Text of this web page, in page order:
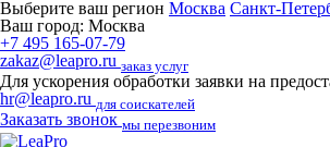
Выберите ваш регион Москва Санкт-
Ваш город: Москва
+7 495 165-07-79
zakaz@leapro.ru заказ услуг
Для ускорения обработки заявки на
hr@leapro.ru для соискателей
Заказать звонок мы перезвоним